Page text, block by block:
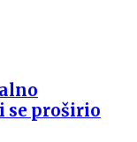
se proširio